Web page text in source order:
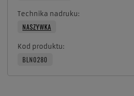
Technika nadruku
NASZYWKA
Kod produktu
BLN0280